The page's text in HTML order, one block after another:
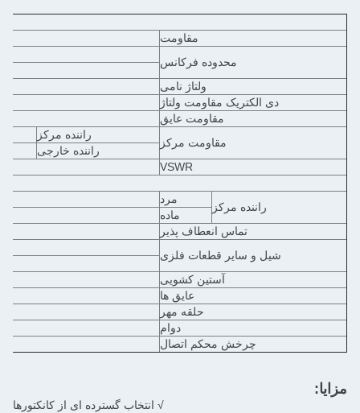
مقاومت
محدوده فرکانس
ولتاژ نامی
دی الکتریک مقاومت ولتاژ
مقاومت عایق
مقاومت مرکز
راننده مرکز
راننده خارجی
VSWR
راننده مرکز
مرد
ماده
تماس انعطاف پذیر
شیل و سایر قطعات فلزی
آستین کشویی
عایق ها
حلقه مهر
دوام
چرخش محکم اتصال
مزایا:
√ انتخاب گسترده ای از کانکتورها